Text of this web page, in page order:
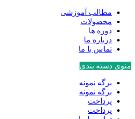
مطالب آموزشی
محصولات
دوره ها
درباره ما
تماس با ما
منوی دسته بندی
برگه نمونه
برگه نمونه
پرداخت
پرداخت